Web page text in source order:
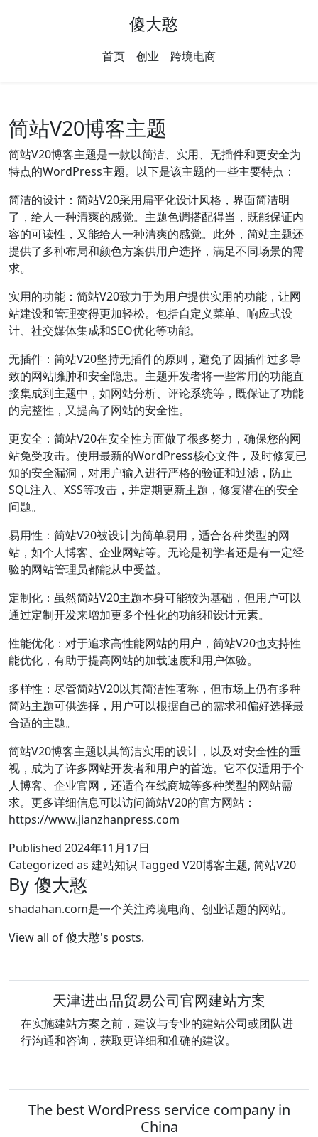
傻大憨
首页 创业 跨境电商
简站V20博客主题
简站V20博客主题是一款以简洁、实用、无插件和更安全为
特点的WordPress主题。以下是该主题的一些主要特点：
简洁的设计：简站V20采用扁平化设计风格，界面简洁明
了，给人一种清爽的感觉。主题色调搭配得当，既能保证内
容的可读性，又能给人一种清爽的感觉。此外，简站主题还
提供了多种布局和颜色方案供用户选择，满足不同场景的需
求。
实用的功能：简站V20致力于为用户提供实用的功能，让网
站建设和管理变得更加轻松。包括自定义菜单、响应式设
计、社交媒体集成和SEO优化等功能。
无插件：简站V20坚持无插件的原则，避免了因插件过多导
致的网站臃肿和安全隐患。主题开发者将一些常用的功能直
接集成到主题中，如网站分析、评论系统等，既保证了功能
的完整性，又提高了网站的安全性。
更安全：简站V20在安全性方面做了很多努力，确保您的网
站免受攻击。使用最新的WordPress核心文件，及时修复已
知的安全漏洞，对用户输入进行严格的验证和过滤，防止
SQL注入、XSS等攻击，并定期更新主题，修复潜在的安全
问题。
易用性：简站V20被设计为简单易用，适合各种类型的网
站，如个人博客、企业网站等。无论是初学者还是有一定经
验的网站管理员都能从中受益。
定制化：虽然简站V20主题本身可能较为基础，但用户可以
通过定制开发来增加更多个性化的功能和设计元素。
性能优化：对于追求高性能网站的用户，简站V20也支持性
能优化，有助于提高网站的加载速度和用户体验。
多样性：尽管简站V20以其简洁性著称，但市场上仍有多种
简站主题可供选择，用户可以根据自己的需求和偏好选择最
合适的主题。
简站V20博客主题以其简洁实用的设计，以及对安全性的重
视，成为了许多网站开发者和用户的首选。它不仅适用于个
人博客、企业官网，还适合在线商城等多种类型的网站需
求。更多详细信息可以访问简站V20的官方网站：
https://www.jianzhanpress.com
Published 2024年11月17日
Categorized as 建站知识 Tagged V20博客主题, 简站V20
By 傻大憨
shadahan.com是一个关注跨境电商、创业话题的网站。
View all of 傻大憨's posts.
天津进出品贸易公司官网建站方案
在实施建站方案之前，建议与专业的建站公司或团队进
行沟通和咨询，获取更详细和准确的建议。
The best WordPress service company in
China